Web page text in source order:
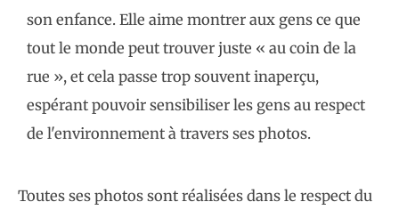
son enfance. Elle aime montrer aux gens ce que
tout le monde peut trouver juste « au coin de la
rue », et cela passe trop souvent inaperçu,
espérant pouvoir sensibiliser les gens au respect
de l'environnement à travers ses photos.
Toutes ses photos sont réalisées dans le respect du